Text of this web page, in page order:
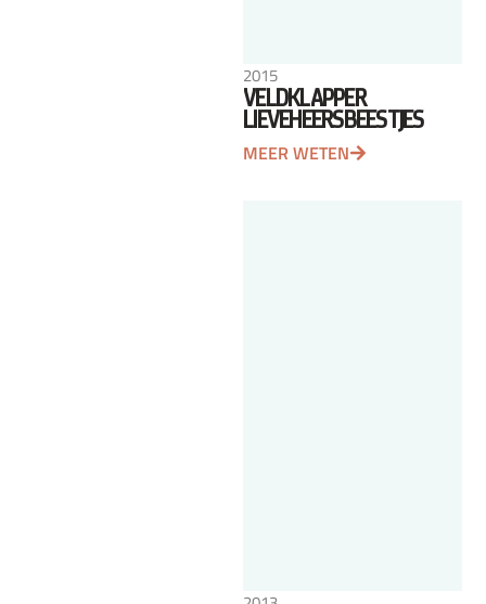
2015
VELDKLAPPER
LIEVEHEERSBEESTJES
MEER WETEN